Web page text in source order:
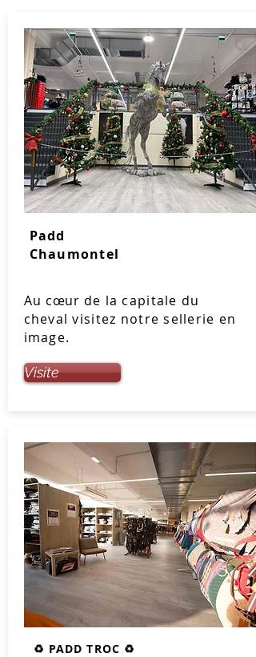
Padd
Chaumontel
Au cœur de la capitale du
cheval visitez notre sellerie en
image.
Visite
♻️ PADD TROC ♻️